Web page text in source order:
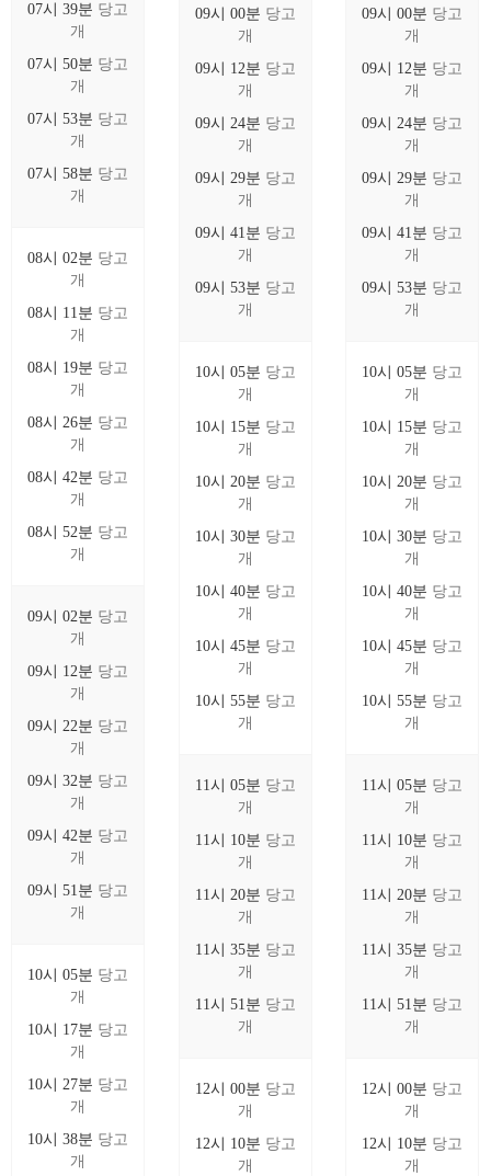
07시 39분 당고
개
07시 50분 당고
개
07시 53분 당고
개
07시 58분 당고
개
08시 02분 당고
개
08시 11분 당고
개
08시 19분 당고
개
08시 26분 당고
개
08시 42분 당고
개
08시 52분 당고
개
09시 02분 당고
개
09시 12분 당고
개
09시 22분 당고
개
09시 32분 당고
개
09시 42분 당고
개
09시 51분 당고
개
10시 05분 당고
개
10시 17분 당고
개
10시 27분 당고
개
10시 38분 당고
개
09시 00분 당고
개
09시 12분 당고
개
09시 24분 당고
개
09시 29분 당고
개
09시 41분 당고
개
09시 53분 당고
개
10시 05분 당고
개
10시 15분 당고
개
10시 20분 당고
개
10시 30분 당고
개
10시 40분 당고
개
10시 45분 당고
개
10시 55분 당고
개
11시 05분 당고
개
11시 10분 당고
개
11시 20분 당고
개
11시 35분 당고
개
11시 51분 당고
개
12시 00분 당고
개
12시 10분 당고
개
09시 00분 당고
개
09시 12분 당고
개
09시 24분 당고
개
09시 29분 당고
개
09시 41분 당고
개
09시 53분 당고
개
10시 05분 당고
개
10시 15분 당고
개
10시 20분 당고
개
10시 30분 당고
개
10시 40분 당고
개
10시 45분 당고
개
10시 55분 당고
개
11시 05분 당고
개
11시 10분 당고
개
11시 20분 당고
개
11시 35분 당고
개
11시 51분 당고
개
12시 00분 당고
개
12시 10분 당고
개